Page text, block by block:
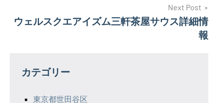
ビ
ー
Next Post
ウェルスクエアイズム三軒茶屋サウス詳細情
報
カテゴリー
東京都世田谷区